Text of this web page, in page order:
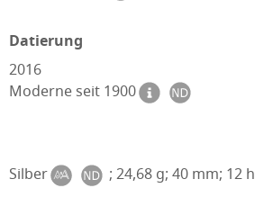
Datierung
2016
Moderne seit 1900
Silber ; 24,68 g; 40 mm; 12 h